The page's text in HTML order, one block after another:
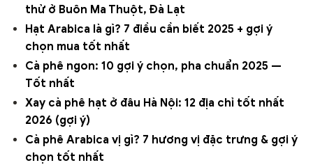
thử ở Buôn Ma Thuột, Đà Lạt
Hạt Arabica là gì? 7 điều cần biết 2025 + gợi ý
chọn mua tốt nhất
Cà phê ngon: 10 gợi ý chọn, pha chuẩn 2025 —
Tốt nhất
Xay cà phê hạt ở đâu Hà Nội: 12 địa chỉ tốt nhất
2026 (gợi ý)
Cà phê Arabica vị gì? 7 hương vị đặc trưng & gợi ý
chọn tốt nhất